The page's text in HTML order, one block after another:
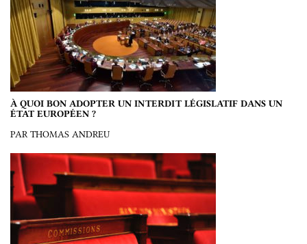
À QUOI BON ADOPTER UN INTERDIT LÉGISLATIF DANS UN
ÉTAT EUROPÉEN ?
PAR THOMAS ANDREU